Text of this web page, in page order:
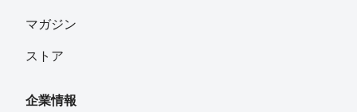
マガジン
ストア
企業情報